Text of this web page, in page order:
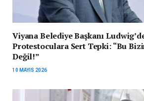
Viyana Belediye Başkanı
Protestoculara Sert Tepki: “Bu
Değil!”
10 MAYIS 2026